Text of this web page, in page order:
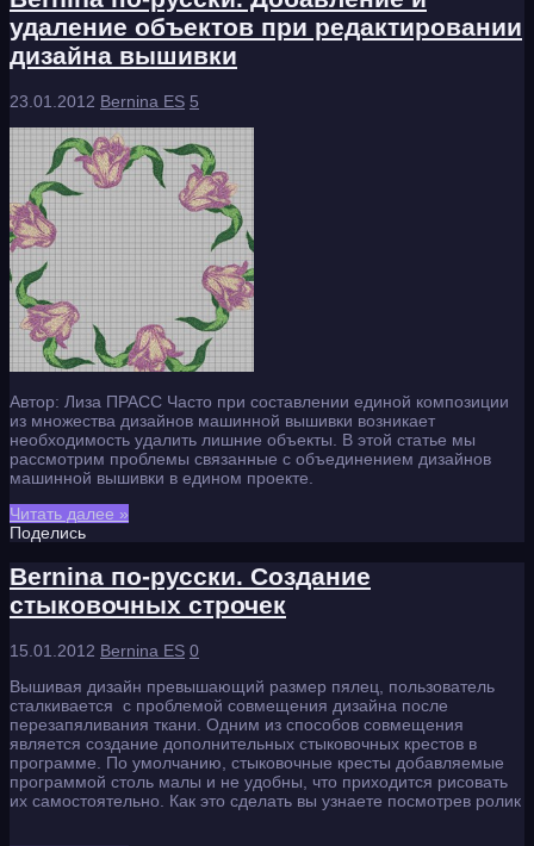
удаление объектов при редактировании
дизайна вышивки
23.01.2012 Bernina ES 5
Автор: Лиза ПРАСС Часто при составлении единой композиции
из множества дизайнов машинной вышивки возникает
необходимость удалить лишние объекты. В этой статье мы
рассмотрим проблемы связанные с объединением дизайнов
машинной вышивки в едином проекте.
Читать далее »
Поделись
Bernina по-русски. Создание
стыковочных строчек
15.01.2012 Bernina ES 0
Вышивая дизайн превышающий размер пялец, пользователь
сталкивается с проблемой совмещения дизайна после
перезапяливания ткани. Одним из способов совмещения
является создание дополнительных стыковочных крестов в
программе. По умолчанию, стыковочные кресты добавляемые
программой столь малы и не удобны, что приходится рисовать
их самостоятельно. Как это сделать вы узнаете посмотрев ролик